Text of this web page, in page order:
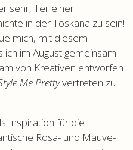
sehr, Teil einer
in der Toskana zu sein!
mich, mit diesem
im August gemeinsam
von Kreativen entworfen
Me Prettyvertreten zu
Inspiration für die
Rosa- und Mauve-